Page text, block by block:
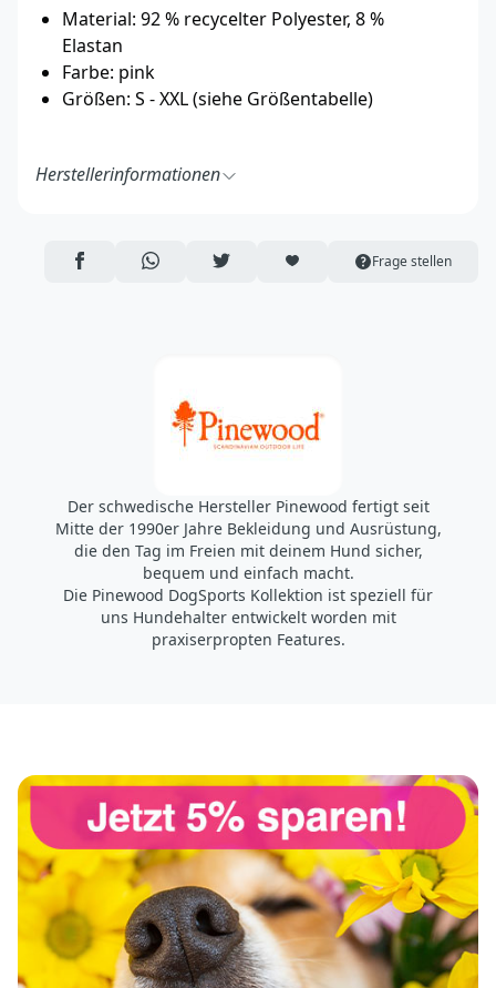
Material: 92 % recycelter Polyester, 8 %
Elastan
Farbe: pink
Größen: S - XXL (siehe Größentabelle)
Herstellerinformationen
331 53 Värnamo
Schweden
AUF FACEBOOK TEILEN
ÜBER WHATSAPP TEILEN
AUF TWITTER TEILENARTIKEL AUF DIE MERKLISTE
Frage stellen
Der schwedische Hersteller Pinewood fertigt seit
Mitte der 1990er Jahre Bekleidung und Ausrüstung,
die den Tag im Freien mit deinem Hund sicher,
bequem und einfach macht.
Die Pinewood DogSports Kollektion ist speziell für
uns Hundehalter entwickelt worden mit
praxiserpropten Features.